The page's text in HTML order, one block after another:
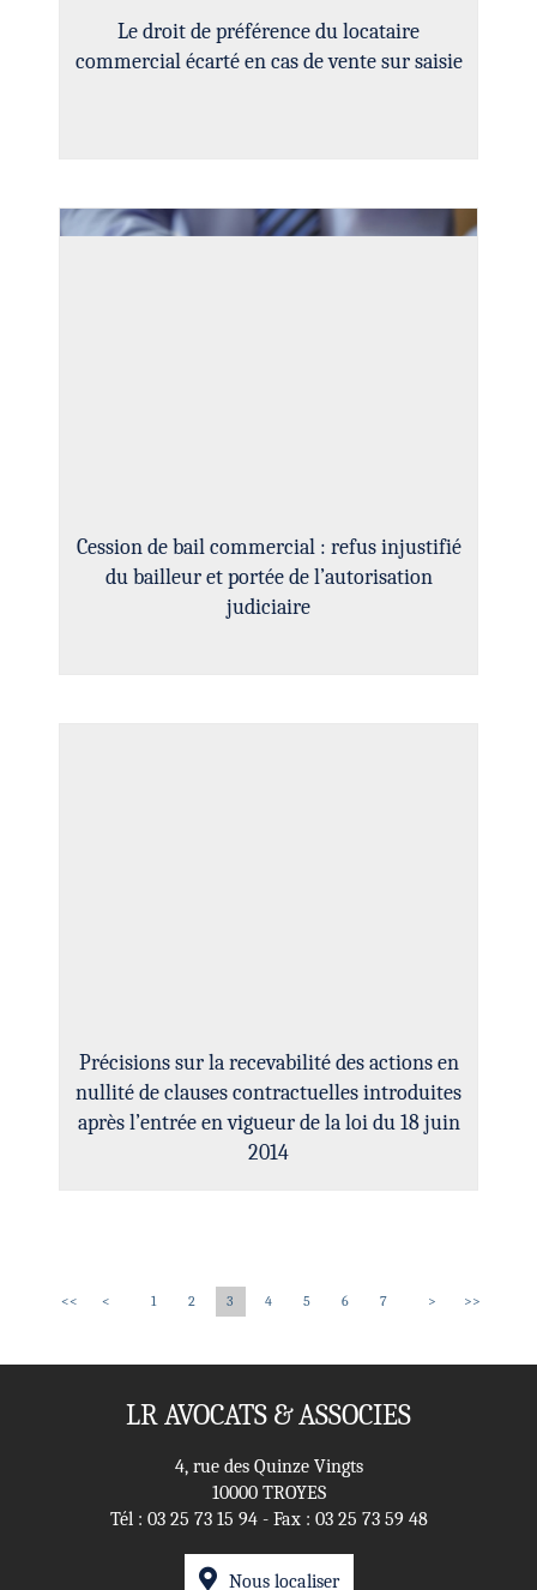
Le droit de préférence du locataire
commercial écarté en cas de vente sur saisie
Cession de bail commercial : refus injustifié
du bailleur et portée de l’autorisation
judiciaire
Précisions sur la recevabilité des actions en
nullité de clauses contractuelles introduites
après l’entrée en vigueur de la loi du 18 juin
2014
<< < 1 2 3 4 5 6 7 > >>
LR AVOCATS & ASSOCIES
4, rue des Quinze Vingts
10000 TROYES
Tél : 03 25 73 15 94- Fax : 03 25 73 59 48
Nous localiser